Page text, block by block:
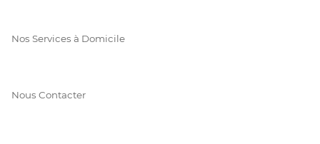
Nos Services à Domicile
Nous Contacter